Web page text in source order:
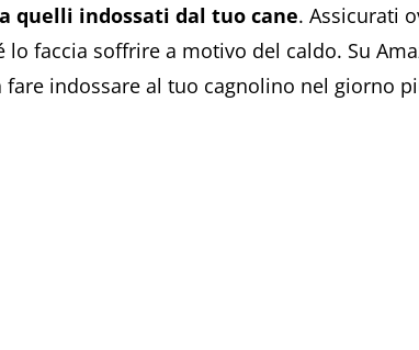
quelli indossati dal tuo cane. Assicurati
faccia soffrire a motivo del caldo. Su
indossare al tuo cagnolino nel giorno